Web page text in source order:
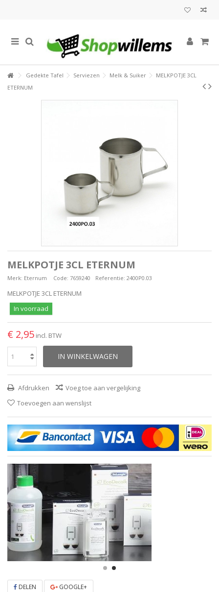
Gedekte Tafel Serviezen Melk & Suiker
MELKPOTJE 3CL
ETERNUM
MELKPOTJE 3CL ETERNUM
Merk: Eternum Code: 7659240 Referentie: 2400P0.03
MELKPOTJE 3CL ETERNUM
In voorraad
€ 2,95 incl. BTW
IN WINKELWAGEN
Afdrukken
Voeg toe aan vergelijking
Toevoegen aan wenslijst
DELEN GOOGLE+